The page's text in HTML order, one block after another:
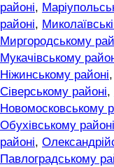
районі,
районі,
Миргородському
Мукачівському
Ніжинському районі,
Сіверському районі,
Новомосковському
Обухівському районі
районі,
Павлоградському